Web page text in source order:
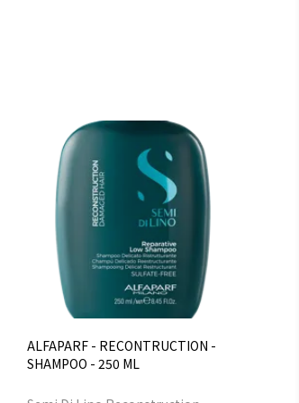
ALFAPARF - RECONTRUCTION -
SHAMPOO - 250 ML